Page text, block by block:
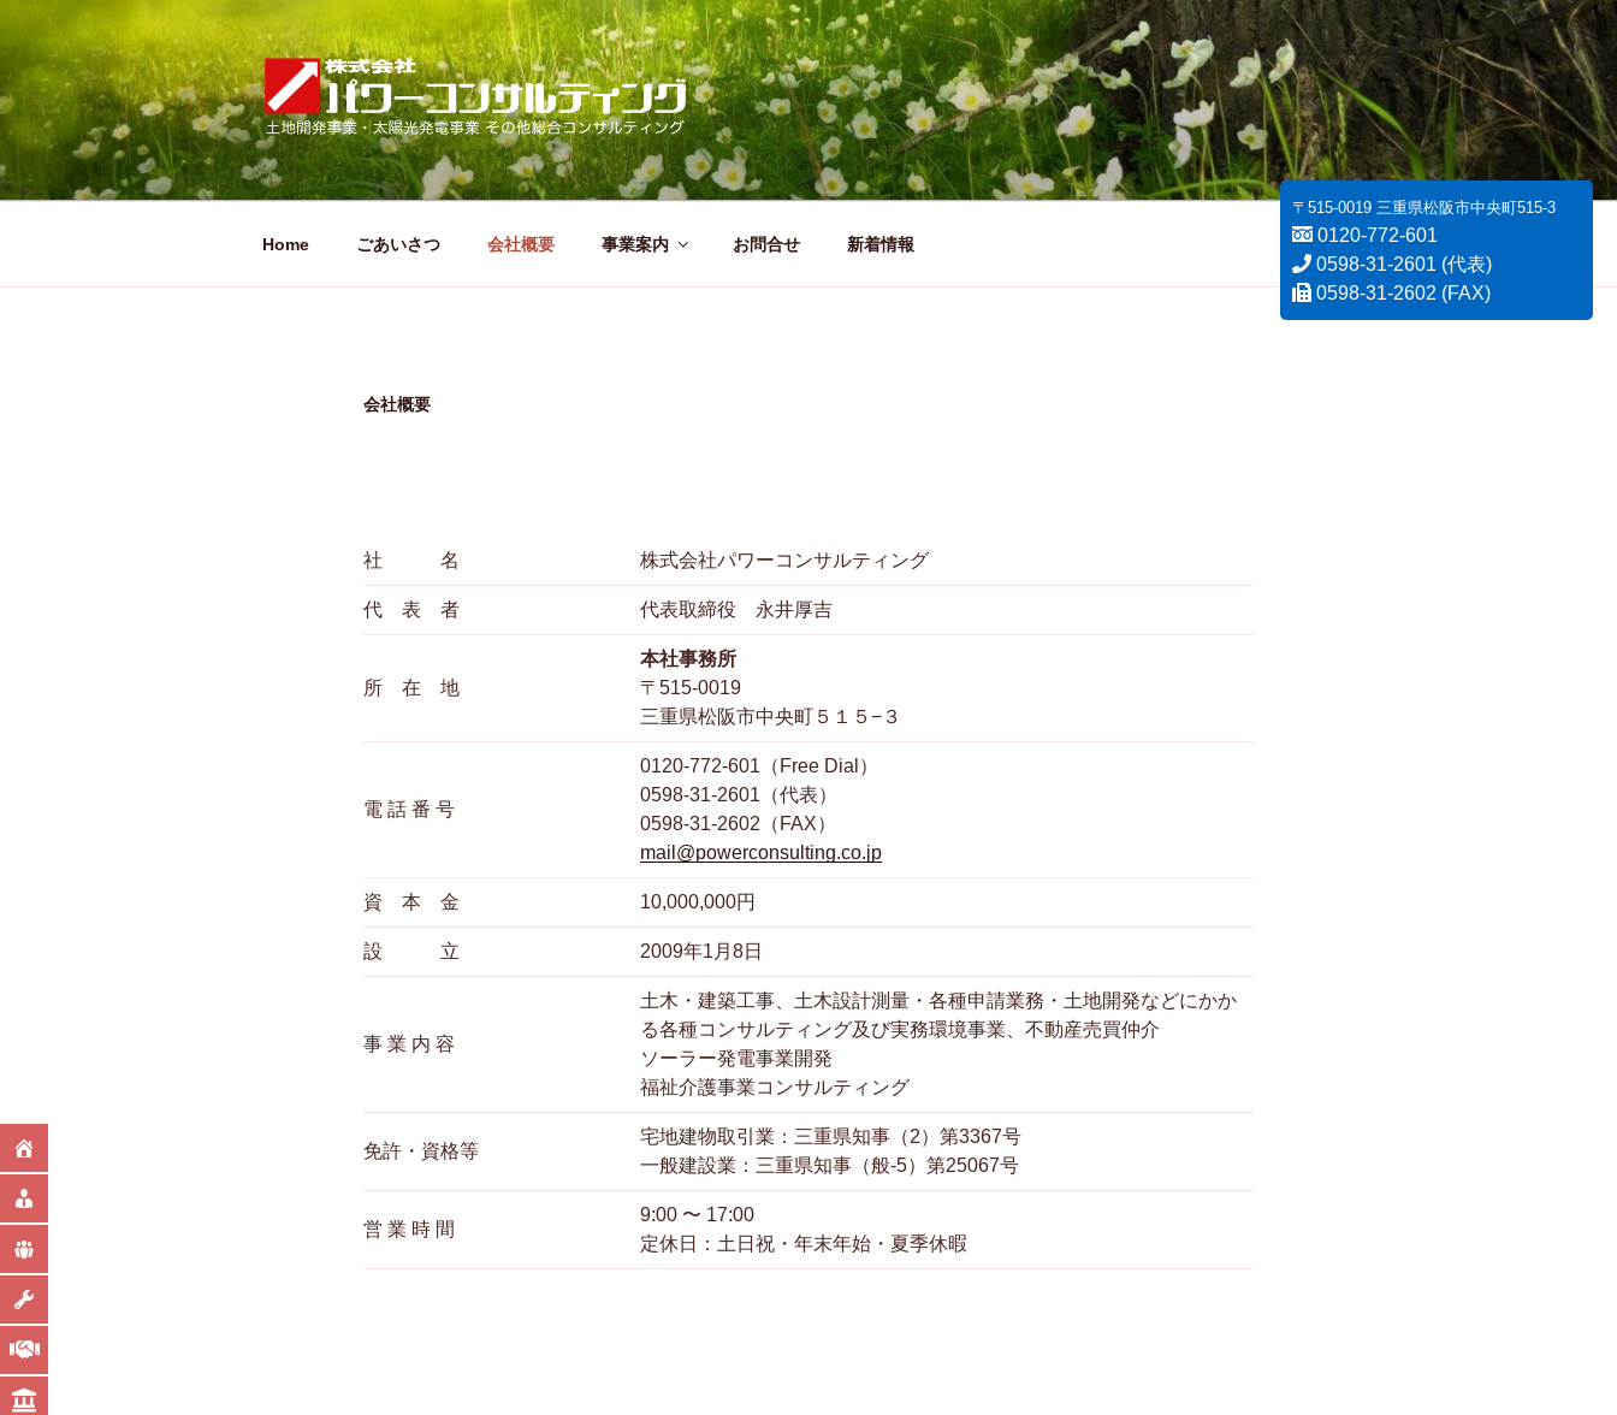
ン
ツ
ス
株式会社パワーコンサルティング
土地開発事業・太陽光発電事業 その他総合コンサルティング
Home ごあいさつ 会社概要 事業案内 お問合せ 新着情報
会社概要
社 名 株式会社パワーコンサルティング
代 表 者 代表取締役 永井厚吉
所 在 地
本社事務所
〒515-0019
三重県松阪市中央町５１５−３
電 話 番 号
0120-772-601（Free Dial）
0598-31-2601（代表）
0598-31-2602（FAX）
mail@powerconsulting.co.jp
資 本 金 10,000,000円
設 立 2009年1月8日
事 業 内 容
土木・建築工事、土木設計測量・各種申請業務・土地開発などにかか
る各種コンサルティング及び実務環境事業、不動産売買仲介
ソーラー発電事業開発
福祉介護事業コンサルティング
免許・資格等
宅地建物取引業：三重県知事（2）第3367号
一般建設業：三重県知事（般-5）第25067号
営 業 時 間
9:00 〜 17:00
定休日：土日祝・年末年始・夏季休暇
〒515-0019 三重県松阪市中央町515-3
0120-772-601
0598-31-2601 (代表)
0598-31-2602 (FAX)